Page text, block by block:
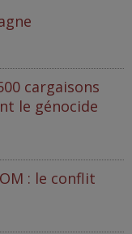
cargaisons
le génocide
: le conflit